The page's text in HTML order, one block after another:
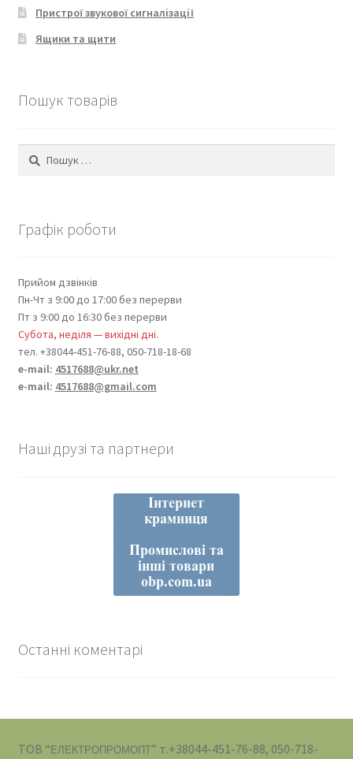
Пристрої звукової сигналізації
Ящики та щити
Пошук товарів
Пошук:
Графік роботи
Прийом дзвінків
Пн-Чт з 9:00 до 17:00 без перерви
Пт з 9:00 до 16:30 без перерви
Субота, неділя — вихідні дні.
тел. +38044-451-76-88, 050-718-18-68
e-mail: 4517688@ukr.net
e-mail: 4517688@gmail.com
Наші друзі та партнери
Останні коментарі
ТОВ “ ЕЛЕКТРОПРОМОПТ” т.+38044-451-76-88, 050-718-